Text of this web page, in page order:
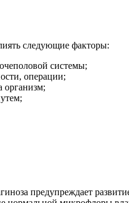
следующие факторы:
системы;
операции;
организм;
предупреждает